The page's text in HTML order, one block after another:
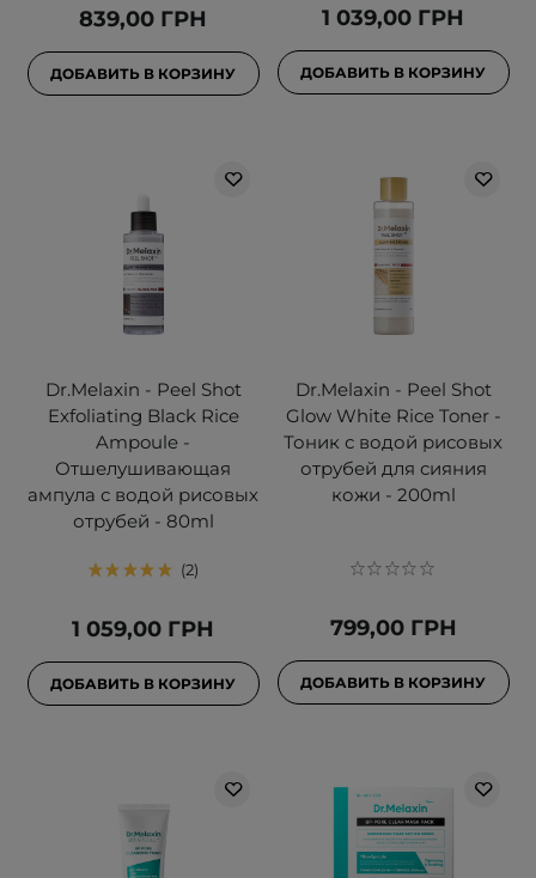
839,00 ГРН
ДОБАВИТЬ В КОРЗИНУ
1 039,00 ГРН
ДОБАВИТЬ В КОРЗИНУ
Dr.Melaxin - Peel Shot
Exfoliating Black Rice
Ampoule -
Отшелушивающая
ампула с водой рисовых
отрубей - 80ml
2
1 059,00 ГРН
ДОБАВИТЬ В КОРЗИНУ
Dr.Melaxin - Peel Shot
Glow White Rice Toner -
Тоник с водой рисовых
отрубей для сияния
кожи - 200ml
799,00 ГРН
ДОБАВИТЬ В КОРЗИНУ